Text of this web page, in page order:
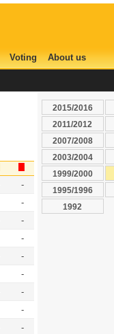
Voting About us
-
-
-
-
-
-
-
-
-
2015/2016
2011/2012
2007/2008
2003/2004
1999/2000
1995/1996
1992